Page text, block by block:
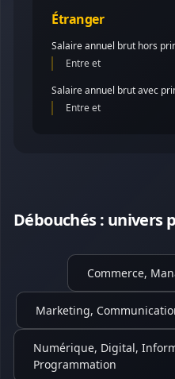
Étranger
Salaire annuel brut hors
Entre et
Salaire annuel brut avec
Entre et
Débouchés : univers
Commerce,
Marketing,
Numérique, Digital,
Programmation